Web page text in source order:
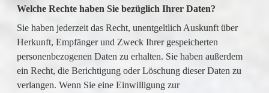
Welche Rechte haben Sie bezüglich Ihrer Daten?
Sie haben jederzeit das Recht, unentgeltlich Auskunft über
Herkunft, Empfänger und Zweck Ihrer gespeicherten
personenbezogenen Daten zu erhalten. Sie haben außerdem
ein Recht, die Berichtigung oder Löschung dieser Daten zu
verlangen. Wenn Sie eine Einwilligung zur